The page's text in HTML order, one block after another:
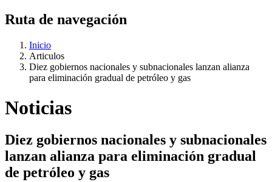
Ruta de navegación
Inicio
Articulos
Diez gobiernos nacionales y subnacionales lanzan alianza
para eliminación gradual de petróleo y gas
Noticias
Diez gobiernos nacionales y subnacionales
lanzan alianza para eliminación gradual
de petróleo y gas